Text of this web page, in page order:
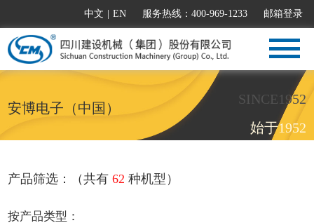
中文 EN 服务热线：400-969-1233 邮箱登录
安博电子（中国）
SINCE1952
始于1952
产品筛选：（共有62 种机型）
按产品类型：